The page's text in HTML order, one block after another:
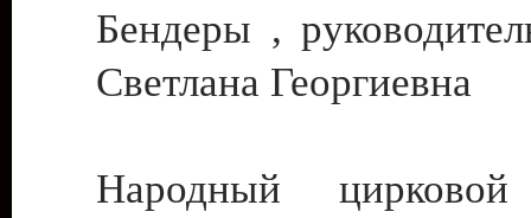
Бендеры ,
Светлана Георгиевна
Народный цирковой